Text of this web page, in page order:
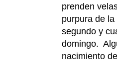
prenden
purpura de
segundo y
domingo.
nacimiento